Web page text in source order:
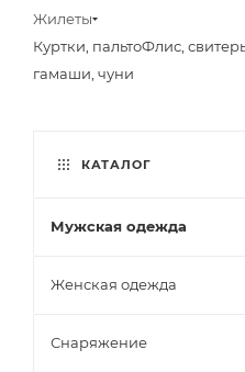
Жилеты
Куртки, пальтоФлис,
гамаши, чуни
КАТАЛОГ
Мужская одежда
Женская одежда
Снаряжение